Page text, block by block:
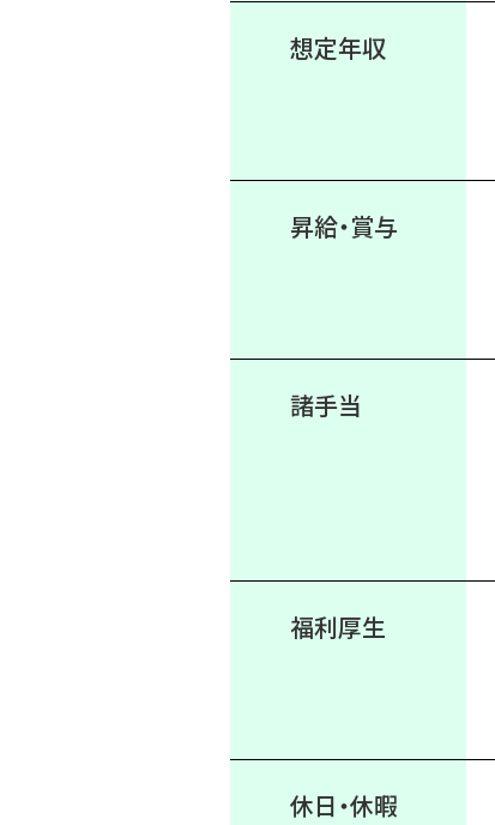
想定年収
昇給・賞与
諸手当
福利厚生
休日・休暇